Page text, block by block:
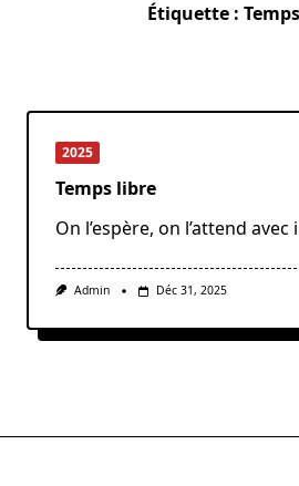
Étiquette :
2025
Temps libre
On l’espère, on l’attend
Admin Déc 31, 2025